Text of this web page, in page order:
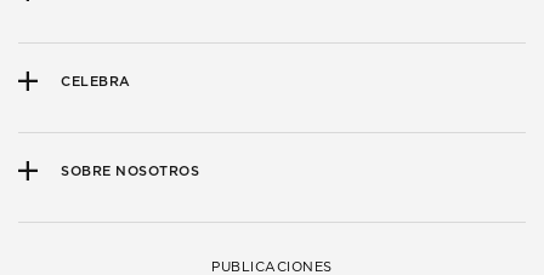
CELEBRA
SOBRE NOSOTROS
PUBLICACIONES